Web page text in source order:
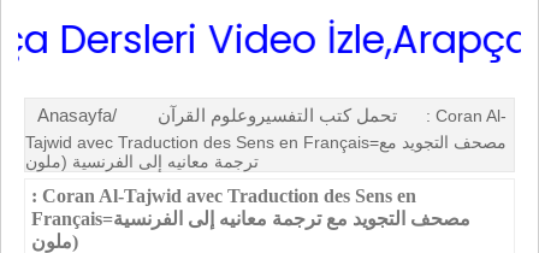
Video İzle,Arapça
Anasayfa/ تحمل كتب التفسيروعلوم القرآن
: Coran Al-
Tajwid avec Traduction des Sens en Français=مصحف التجويد مع
ترجمة معانيه إلى الفرنسية (ملون
: Coran Al-Tajwid avec Traduction des Sens en
Français=مصحف التجويد مع ترجمة معانيه إلى الفرنسية
(ملون